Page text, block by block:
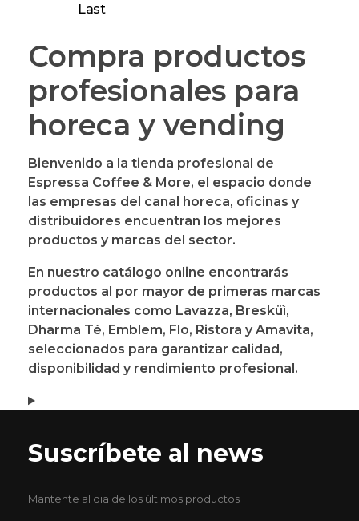
Last
Compra productos
profesionales para
horeca y vending
Bienvenido a la tienda profesional de
Espressa Coffee & More, el espacio donde
las empresas del canal horeca, oficinas y
distribuidores encuentran los mejores
productos y marcas del sector.
En nuestro catálogo online encontrarás
productos al por mayor de primeras marcas
internacionales como Lavazza, Bresküì,
Dharma Té, Emblem, Flo, Ristora y Amavita,
seleccionados para garantizar calidad,
disponibilidad y rendimiento profesional.
Suscríbete al news
Mantente al dia de los últimos productos